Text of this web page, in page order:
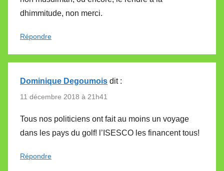
dhimmitude, non merci.
Répondre
Dominique Degoumois dit :
11 décembre 2018 à 21h41
Tous nos politiciens ont fait au moins un voyage
dans les pays du golf! l’ISESCO les financent tous!
Répondre